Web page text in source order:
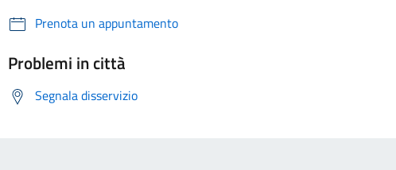
Prenota un appuntamento
Problemi in città
Segnala disservizio